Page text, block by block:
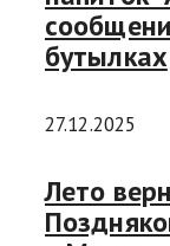
бутылках
27.12.2025
Лето